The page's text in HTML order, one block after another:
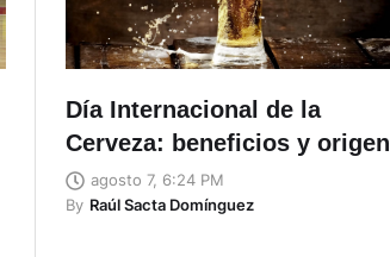
Día Internacional de la
Cerveza: beneficios y origen
agosto 7, 6:24 PM
By Raúl Sacta Domínguez